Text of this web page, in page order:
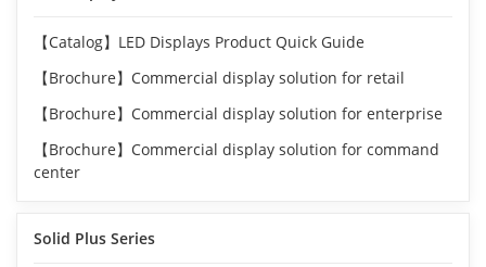
【Catalog】LED Displays Product Quick Guide
【Brochure】Commercial display solution for retail
【Brochure】Commercial display solution for enterprise
【Brochure】Commercial display solution for command
center
Solid Plus Series